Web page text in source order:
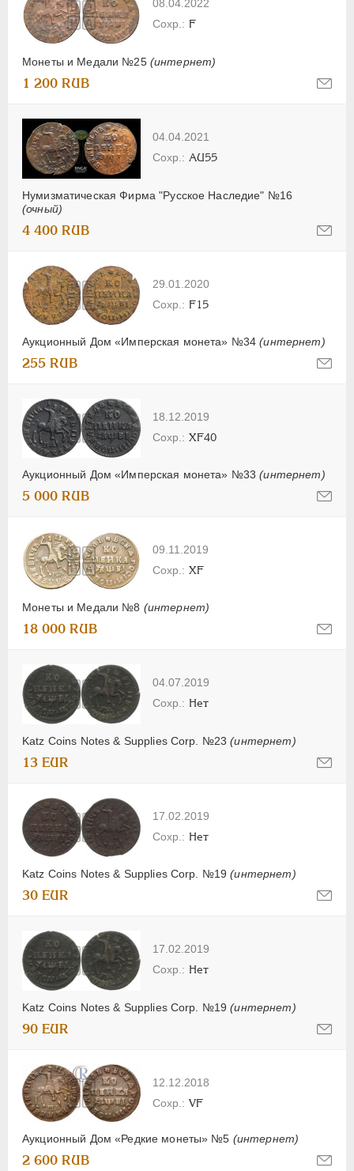
08.04.2022
Монеты и Медали №25 (интернет)
F
1 200 RUB
04.04.2021
Нумизматическая Фирма "Русское Наследие" №16
(очный)
AU55
4 400 RUB
29.01.2020
Аукционный Дом «Имперская монета» №34(интернет)
F15
255 RUB
18.12.2019
Аукционный Дом «Имперская монета» №33(интернет)
XF40
5 000 RUB
09.11.2019
Монеты и Медали №8 (интернет)
XF
18 000 RUB
04.07.2019
Katz Coins Notes & Supplies Corp. №23(интернет)
Нет
13 EUR
17.02.2019
Katz Coins Notes & Supplies Corp. №19(интернет)
Нет
30 EUR
17.02.2019
Katz Coins Notes & Supplies Corp. №19(интернет)
Нет
90 EUR
12.12.2018
Аукционный Дом «Редкие монеты» №5 (интернет)
VF
2 600 RUB